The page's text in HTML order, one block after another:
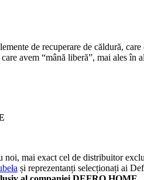
de recuperare de căldură,
avem “mână liberă”, mai ales în
noi, mai exact cel de distribuitor
și reprezentanți selecționați ai